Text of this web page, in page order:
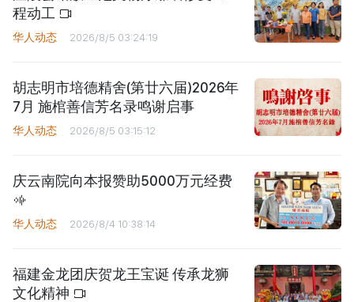
程动工
华人动态 2026/8/5 03:24:19
胡志明市培德精舍(第廿六届)2026年
7月 施棺善信芳名录鸣谢启事
华人动态 2026/8/5 03:15:12
庆云南院向本报赞助5000万元经费
华人动态 2026/8/4 10:38:14
福建金龙团庆贺龙王宝诞 传承龙狮
文化精神